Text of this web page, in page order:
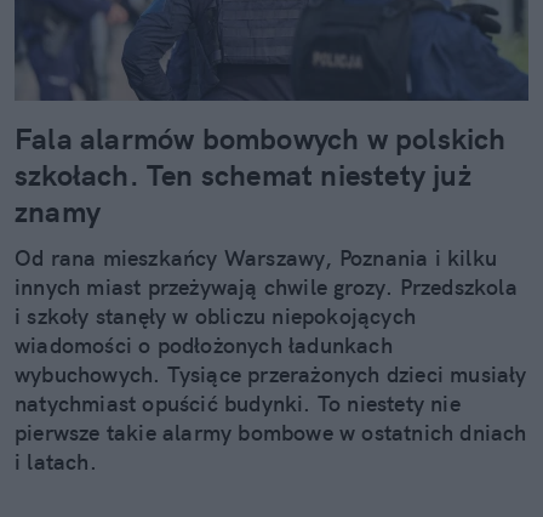
Fala alarmów bombowych w polskich
szkołach. Ten schemat niestety już
znamy
Od rana mieszkańcy Warszawy, Poznania i kilku
innych miast przeżywają chwile grozy. Przedszkola
i szkoły stanęły w obliczu niepokojących
wiadomości o podłożonych ładunkach
wybuchowych. Tysiące przerażonych dzieci musiały
natychmiast opuścić budynki. To niestety nie
pierwsze takie alarmy bombowe w ostatnich dniach
i latach.